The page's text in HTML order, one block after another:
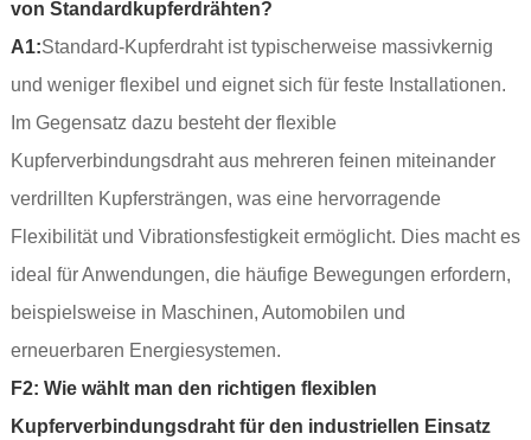
von Standardkupferdrähten?
A1:Standard-Kupferdraht ist typischerweise massivkernig
und weniger flexibel und eignet sich für feste Installationen.
Im Gegensatz dazu besteht der flexible
Kupferverbindungsdraht aus mehreren feinen miteinander
verdrillten Kupfersträngen, was eine hervorragende
Flexibilität und Vibrationsfestigkeit ermöglicht. Dies macht es
ideal für Anwendungen, die häufige Bewegungen erfordern,
beispielsweise in Maschinen, Automobilen und
erneuerbaren Energiesystemen.
F2: Wie wählt man den richtigen flexiblen
Kupferverbindungsdraht für den industriellen Einsatz